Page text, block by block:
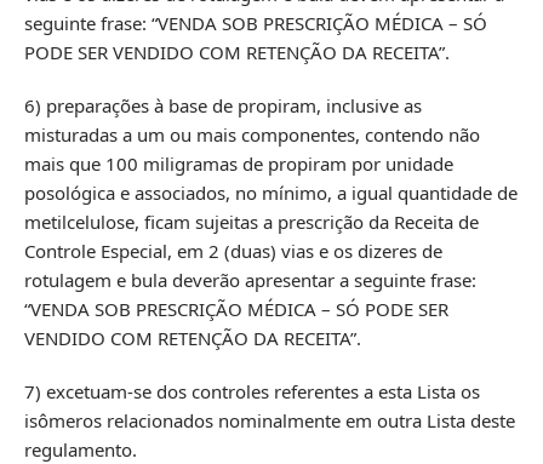
seguinte frase: “VENDA SOB PRESCRIÇÃO MÉDICA – SÓ
PODE SER VENDIDO COM RETENÇÃO DA RECEITA”.
6) preparações à base de propiram, inclusive as
misturadas a um ou mais componentes, contendo não
mais que 100 miligramas de propiram por unidade
posológica e associados, no mínimo, a igual quantidade de
metilcelulose, ficam sujeitas a prescrição da Receita de
Controle Especial, em 2 (duas) vias e os dizeres de
rotulagem e bula deverão apresentar a seguinte frase:
“VENDA SOB PRESCRIÇÃO MÉDICA – SÓ PODE SER
VENDIDO COM RETENÇÃO DA RECEITA”.
7) excetuam-se dos controles referentes a esta Lista os
isômeros relacionados nominalmente em outra Lista deste
regulamento.